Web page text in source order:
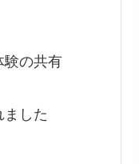
験の共有
ました